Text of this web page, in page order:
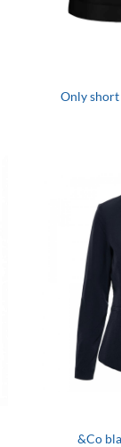
Only
&Co